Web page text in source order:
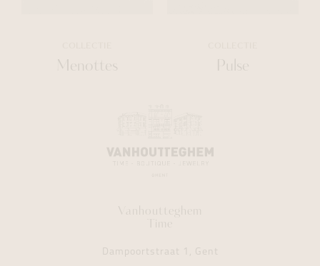
Menottes Pulse
Vanhoutteghem
Time
Dampoortstraat 1, Gent